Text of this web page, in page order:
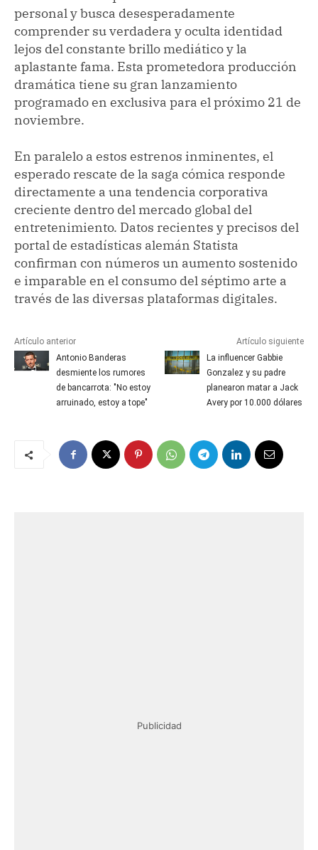
personal y busca desesperadamente
comprender su verdadera y oculta identidad
lejos del constante brillo mediático y la
aplastante fama. Esta prometedora producción
dramática tiene su gran lanzamiento
programado en exclusiva para el próximo 21 de
noviembre.
En paralelo a estos estrenos inminentes, el
esperado rescate de la saga cómica responde
directamente a una tendencia corporativa
creciente dentro del mercado global del
entretenimiento. Datos recientes y precisos del
portal de estadísticas alemán Statista
confirman con números un aumento sostenido
e imparable en el consumo del séptimo arte a
través de las diversas plataformas digitales.
Artículo anterior
Antonio Banderas
desmiente los rumores
de bancarrota: "No estoy
arruinado, estoy a tope"
Artículo siguiente
La influencer Gabbie
Gonzalez y su padre
planearon matar a Jack
Avery por 10.000 dólares
Publicidad